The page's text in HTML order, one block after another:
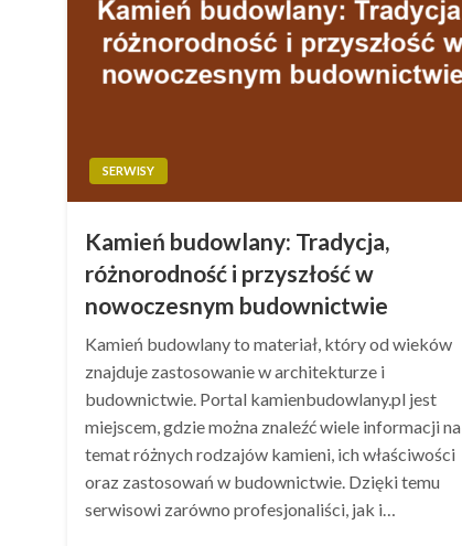
SERWISY
Kamień budowlany: Tradycja,
różnorodność i przyszłość w
nowoczesnym budownictwie
Kamień budowlany to materiał, który od wieków
znajduje zastosowanie w architekturze i
budownictwie. Portal kamienbudowlany.pl jest
miejscem, gdzie można znaleźć wiele informacji na
temat różnych rodzajów kamieni, ich właściwości
oraz zastosowań w budownictwie. Dzięki temu
serwisowi zarówno profesjonaliści, jak i…